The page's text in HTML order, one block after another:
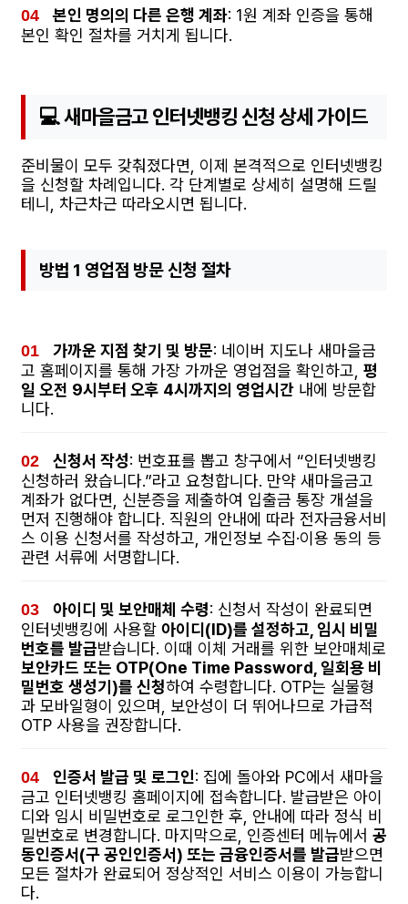
본인 명의의 다른 은행 계좌: 1원 계좌 인증을 통해
본인 확인 절차를 거치게 됩니다.
💻 새마을금고 인터넷뱅킹 신청 상세 가이드
준비물이 모두 갖춰졌다면, 이제 본격적으로 인터넷뱅킹
을 신청할 차례입니다. 각 단계별로 상세히 설명해 드릴
테니, 차근차근 따라오시면 됩니다.
방법 1 영업점 방문 신청 절차
가까운 지점 찾기 및 방문: 네이버 지도나 새마을금
고 홈페이지를 통해 가장 가까운 영업점을 확인하고, 평
일 오전 9시부터 오후 4시까지의 영업시간 내에 방문합
니다.
신청서 작성: 번호표를 뽑고 창구에서 “인터넷뱅킹
신청하러 왔습니다.”라고 요청합니다. 만약 새마을금고
계좌가 없다면, 신분증을 제출하여 입출금 통장 개설을
먼저 진행해야 합니다. 직원의 안내에 따라 전자금융서비
스 이용 신청서를 작성하고, 개인정보 수집·이용 동의 등
관련 서류에 서명합니다.
아이디 및 보안매체 수령: 신청서 작성이 완료되면
인터넷뱅킹에 사용할 아이디(ID)를 설정하고, 임시 비밀
번호를 발급받습니다. 이때 이체 거래를 위한 보안매체로
보안카드 또는 OTP(One Time Password, 일회용 비
밀번호 생성기)를 신청하여 수령합니다. OTP는 실물형
과 모바일형이 있으며, 보안성이 더 뛰어나므로 가급적
OTP 사용을 권장합니다.
인증서 발급 및 로그인: 집에 돌아와 PC에서 새마을
금고 인터넷뱅킹 홈페이지에 접속합니다. 발급받은 아이
디와 임시 비밀번호로 로그인한 후, 안내에 따라 정식 비
밀번호로 변경합니다. 마지막으로, 인증센터 메뉴에서 공
동인증서(구 공인인증서) 또는 금융인증서를 발급받으면
모든 절차가 완료되어 정상적인 서비스 이용이 가능합니
다.